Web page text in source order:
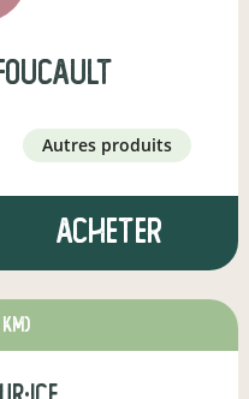
autres produits
Acheter